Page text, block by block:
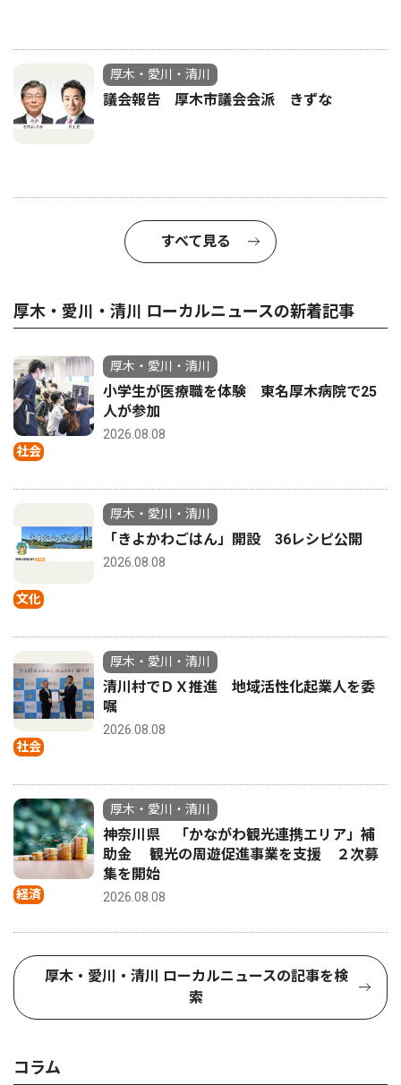
厚木・愛川・清川
議会報告 厚木市議会会派 きずな
すべて見る
厚木・愛川・清川 ローカルニュースの新着記事
社会
厚木・愛川・清川
小学生が医療職を体験 東名厚木病院で25
人が参加
2026.08.08
文化
厚木・愛川・清川
「きよかわごはん」開設 36レシピ公開
2026.08.08
社会
厚木・愛川・清川
清川村でＤＸ推進 地域活性化起業人を委
嘱
2026.08.08
経済
厚木・愛川・清川
神奈川県 「かながわ観光連携エリア」補
助金 観光の周遊促進事業を支援 ２次募
集を開始
2026.08.08
厚木・愛川・清川 ローカルニュースの記事を検
索
コラム